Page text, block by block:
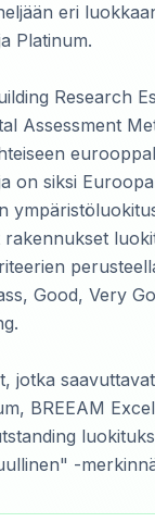
eri
Platinum.
Research
Assessment
on siksi
rakennukset
Good, Very
jotka
BREEAM
-